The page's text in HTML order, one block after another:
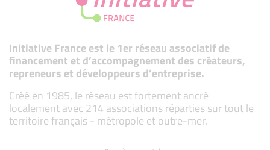
Initiative France est le 1er réseau associatif de
financement et d’accompagnement des créateurs,
repreneurs et développeurs d’entreprise.
Créé en 1985, le réseau est fortement ancré
localement avec 214 associations réparties sur tout le
territoire français - métropole et outre-mer.